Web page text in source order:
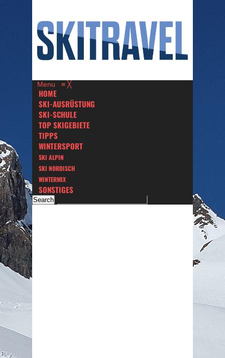
Menu ≡ ╳
HOME
SKI-AUSRÜSTUNG
SKI-SCHULE
TOP SKIGEBIETE
TIPPS
WINTERSPORT
SKI ALPIN
SKI NORDISCH
WINTERMIX
SONSTIGES